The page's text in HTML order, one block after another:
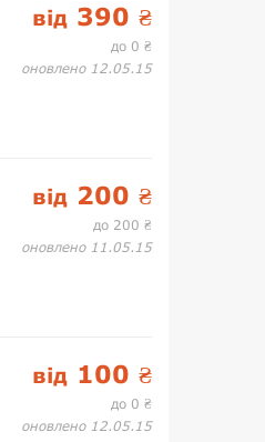
від 390 ₴
до 0 ₴
оновлено 12.05.15
від 200 ₴
до 200 ₴
оновлено 11.05.15
від 100 ₴
до 0 ₴
оновлено 12.05.15